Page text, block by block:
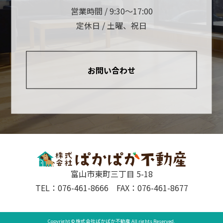
営業時間 / 9:30～17:00
定休日 / 土曜、祝日
お問い合わせ
富山市東町三丁目 5-18
TEL：076-461-8666 FAX：076-461-8677
Copyright © 株式会社ぱかぱか不動産 All rights Reserved.